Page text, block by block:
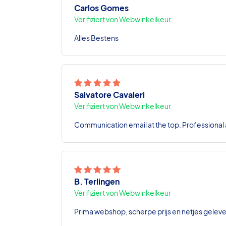
Carlos Gomes
Verifiziert von Webwinkelkeur
Alles Bestens
Salvatore Cavaleri
Verifiziert von Webwinkelkeur
Communication email at the top.
B. Terlingen
Verifiziert von Webwinkelkeur
Prima webshop, scherpe prijs en netjes